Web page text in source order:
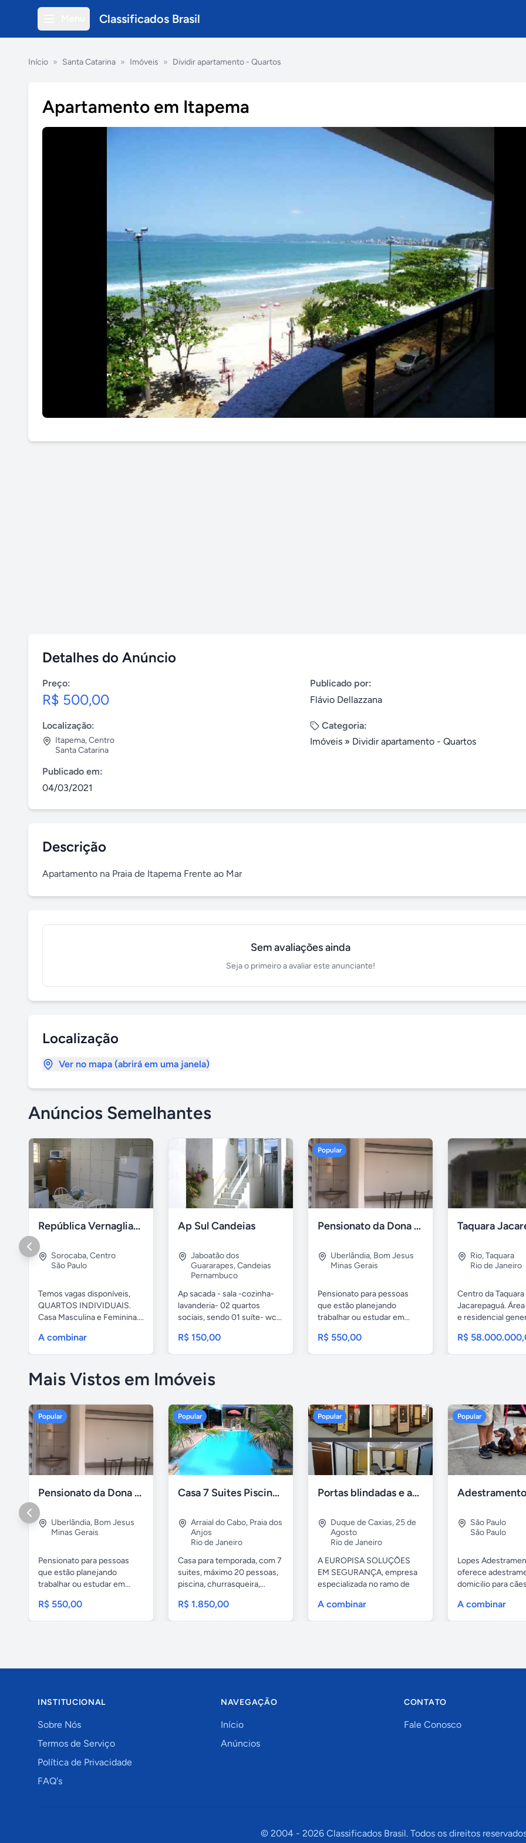
Classificados Brasil
Início » Santa Catarina » Imóveis » Dividir apartamento - Quartos
Apartamento em Itapema
Detalhes do Anúncio
Preço:
R$ 500,00
Publicado por:
Flávio Dellazzana
Localização:
Itapema,Centro
Santa Catarina
Categoria:
Imóveis » Dividir apartamento - Quartos
Publicado em:
04/03/2021
Descrição
Apartamento na Praia de Itapema Frente ao Mar
Sem avaliações ainda
Seja o primeiro a avaliar este anunciante!
Localização
Ver no mapa (abrirá em uma janela)
Anúncios Semelhantes
República Vernaglia-Estudantes e ou Trabalhadores
Sorocaba,Centro
São Paulo
Temos vagas disponíveis,
QUARTOS INDIVIDUAIS.
Casa Masculina e Feminina....
A combinar
Ap Sul Candeias
Jaboatão dos
Guararapes,Candeias
Pernambuco
Ap sacada - sala -cozinha-
lavanderia- 02 quartos
sociais, sendo 01 suíte- wc...
R$ 150,00
Popular
Pensionato da Dona Maria - Uberlândia/MG
Uberlândia, Bom Jesus
Minas Gerais
Pensionato para pessoas
que estão planejando
trabalhar ou estudar em...
R$ 550,00
Rio,Taquara
Rio de Janeiro
Centro da Taquara
Jacarepaguá.
e residencial
R$
Mais Vistos em Imóveis
Popular
Pensionato da Dona Maria - Uberlândia/MG
Uberlândia, Bom Jesus
Minas Gerais
Pensionato para pessoas
que estão planejando
trabalhar ou estudar em...
R$ 550,00
Popular
Casa 7 Suites Piscina - Praia dos Anjos
Arraial do Cabo, Praia dos
Anjos
Rio de Janeiro
Casa para temporada, com 7
suites, máximo 20 pessoas,
piscina, churrasqueira,...
R$ 1.850,00
Popular
Portas blindadas e anti-arrombamento Europisa
Duque de Caxias,25 de
Agosto
Rio de Janeiro
A EUROPISA SOLUÇÕES
EM SEGURANÇA, empresa
especializada no ramo de
A combinar
Popular
São Paulo
São Paulo
Lopes
oferece
domicilio para
A combinar
INSTITUCIONAL
Sobre Nós
Termos de Serviço
Política de Privacidade
FAQ's
NAVEGAÇÃO
Início
Anúncios
CONTATO
Fale Conosco
© 2004 - 2026Classificados Brasil. Todos os direitos